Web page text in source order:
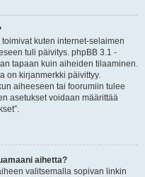
kuten internet-selaimen
tuli päivitys. phpBB 3.1 -
tapaan kuin aiheiden tilaaminen.
on kirjanmerkki päivittyy.
aiheeseen tai foorumiin tulee
asetukset voidaan määrittää
aihetta?
valitsemalla sopivan linkin